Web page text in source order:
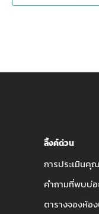
ลิ้งค์ด่วน
การประเมินคุ
คำถามที่พบบ่
ตารางจองห้